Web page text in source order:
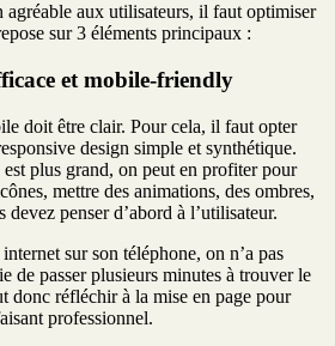
aux utilisateurs, il faut optimiser
sur 3 éléments principaux :
et mobile-friendly
doit être clair. Pour cela, il faut opter
design simple et synthétique.
est plus grand, on peut en profiter pour
mettre des animations, des ombres,
penser d’abord à l’utilisateur.
sur son téléphone, on n’a pas
de passer plusieurs minutes à trouver le
donc réfléchir à la mise en page pour
professionnel.